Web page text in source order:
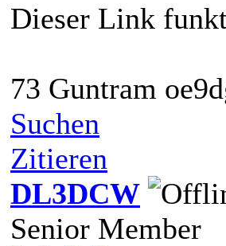
Dieser Link
73 Guntram
Suchen
Zitieren
DL3DCW
Senior Member